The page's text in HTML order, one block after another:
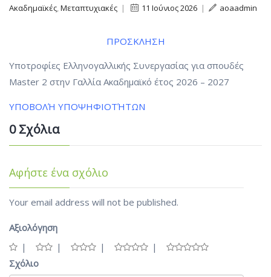
Ακαδημαϊκές,Μεταπτυχιακές | 11 Ιούνιος 2026 | aoaadmin
ΠΡΟΣΚΛΗΣΗ
Υποτροφίες Ελληνογαλλικής Συνεργασίας για σπουδές
Master 2 στην Γαλλία Ακαδημαϊκό έτος 2026 – 2027
ΥΠΟΒΟΛΉ ΥΠΟΨΗΦΙΟΤΉΤΩΝ
0 Σχόλια
Αφήστε ένα σχόλιο
Your email address will not be published.
Αξιολόγηση
Σχόλιο